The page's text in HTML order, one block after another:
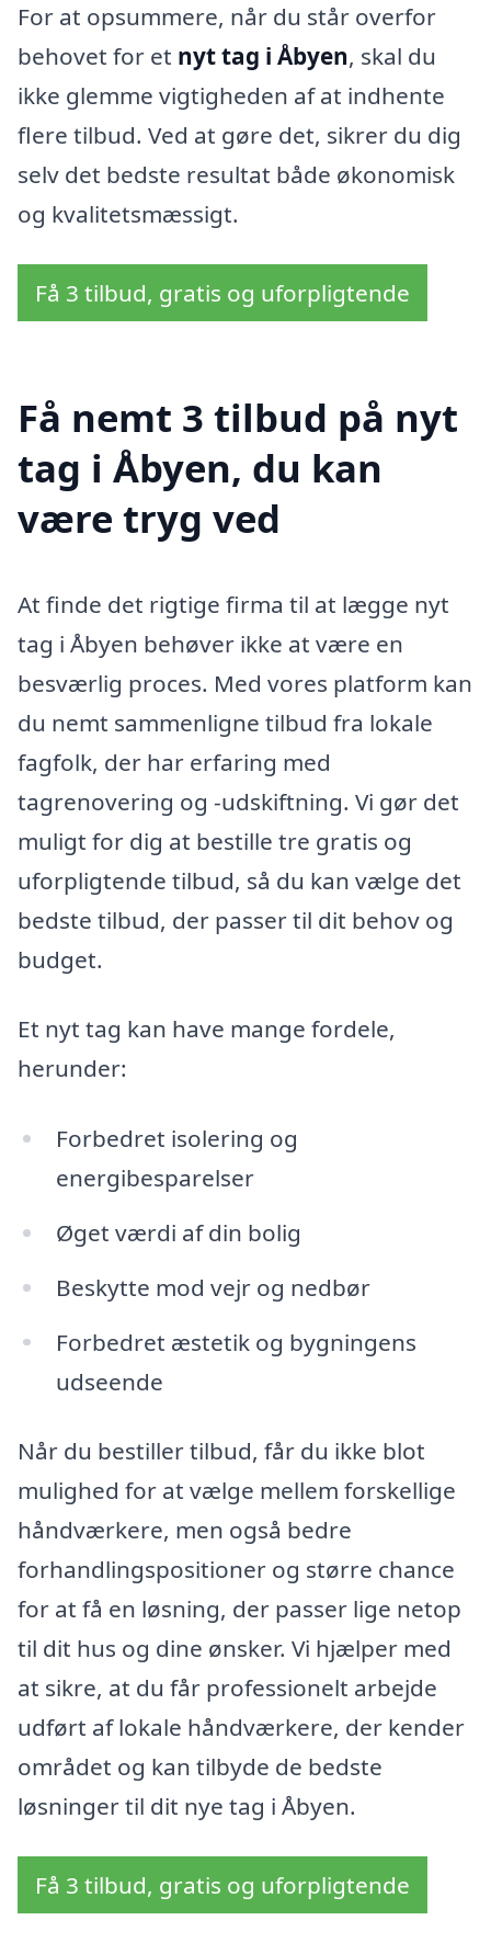
For at opsummere, når du står overfor
behovet for et nyt tag i Åbyen, skal du
ikke glemme vigtigheden af at indhente
flere tilbud. Ved at gøre det, sikrer du dig
selv det bedste resultat både økonomisk
og kvalitetsmæssigt.
Få 3 tilbud, gratis og uforpligtende
Få nemt 3 tilbud på nyt
tag i Åbyen, du kan
være tryg ved
At finde det rigtige firma til at lægge nyt
tag i Åbyen behøver ikke at være en
besværlig proces. Med vores platform kan
du nemt sammenligne tilbud fra lokale
fagfolk, der har erfaring med
tagrenovering og -udskiftning. Vi gør det
muligt for dig at bestille tre gratis og
uforpligtende tilbud, så du kan vælge det
bedste tilbud, der passer til dit behov og
budget.
Et nyt tag kan have mange fordele,
herunder:
Forbedret isolering og
energibesparelser
Øget værdi af din bolig
Beskytte mod vejr og nedbør
Forbedret æstetik og bygningens
udseende
Når du bestiller tilbud, får du ikke blot
mulighed for at vælge mellem forskellige
håndværkere, men også bedre
forhandlingspositioner og større chance
for at få en løsning, der passer lige netop
til dit hus og dine ønsker. Vi hjælper med
at sikre, at du får professionelt arbejde
udført af lokale håndværkere, der kender
området og kan tilbyde de bedste
løsninger til dit nye tag i Åbyen.
Få 3 tilbud, gratis og uforpligtende